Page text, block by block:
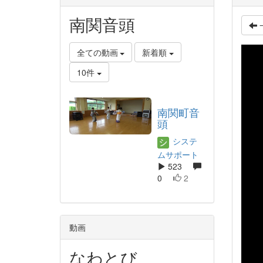
南関音頭
全ての動画
新着順
10件
南関町音
頭
システ
ムサポート
523
0
2
動画
なわとび